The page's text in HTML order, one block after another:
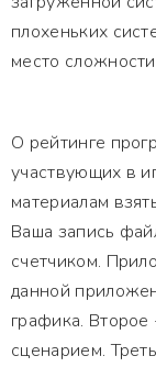
плохеньких
место
О рейтинге
участвующих в
материалам
Ваша запись
счетчиком.
данной
графика.
сценарием.